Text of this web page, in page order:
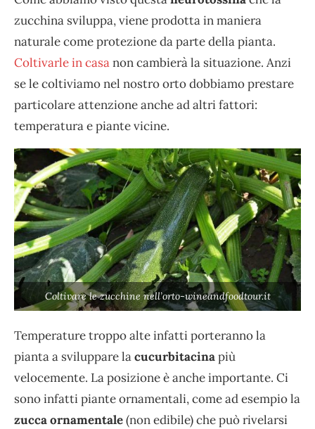
zucchina sviluppa, viene prodotta in maniera
naturale come protezione da parte della pianta.
Coltivarle in casanon cambierà la situazione. Anzi
se le coltiviamo nel nostro orto dobbiamo prestare
particolare attenzione anche ad altri fattori:
temperatura e piante vicine.
Coltivare le zucchine nell’orto-wineandfoodtour.it
Temperature troppo alte infatti porteranno la
pianta a sviluppare lacucurbitacinapiù
velocemente. La posizione è anche importante. Ci
sono infatti piante ornamentali, come ad esempio la
zucca ornamentale(non edibile) che può rivelarsi